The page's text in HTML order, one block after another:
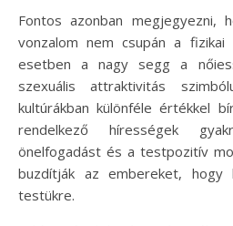
Fontos azonban megjegyezni,
vonzalom nem csupán a fizikai
esetben a nagy segg a
szexuális attraktivitás
kultúrákban különféle értékkel
rendelkező hírességek
önelfogadást és a testpozitív
buzdítják az embereket, hogy
testükre.